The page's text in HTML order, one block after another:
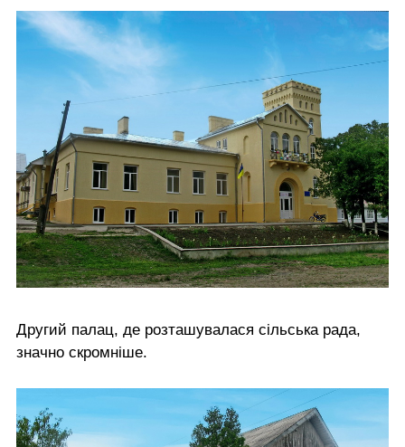
Другий палац, де розташувалася сільська рада,
значно скромніше.